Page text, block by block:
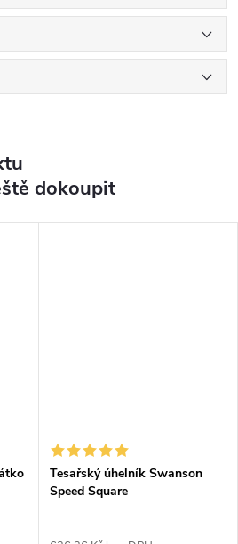
dokoupit
Tesařský úhelník Swanson
Speed Square